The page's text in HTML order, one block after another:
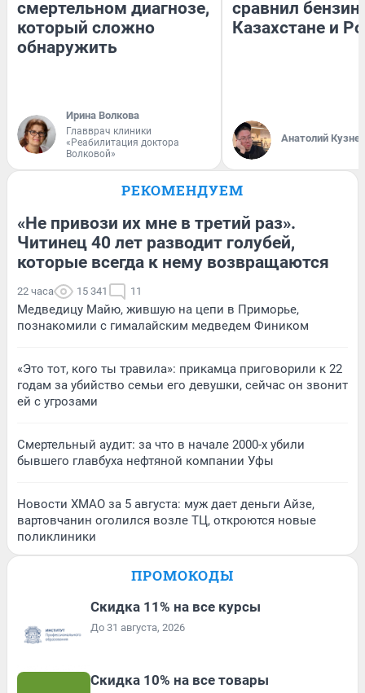
смертельном диагнозе,
который сложно
обнаружить
Ирина Волкова
Главврач клиники
«Реабилитация доктора
Волковой»
сравнил бензин
Казахстане и
Анатолий
РЕКОМЕНДУЕМ
«Не привози их мне в третий раз».
Читинец 40 лет разводит голубей,
которые всегда к нему возвращаются
22 часа 15 341 11
Медведицу Майю, жившую на цепи в Приморье,
познакомили с гималайским медведем Фиником
«Это тот, кого ты травила»: прикамца приговорили к 22
годам за убийство семьи его девушки, сейчас он звонит
ей с угрозами
Смертельный аудит: за что в начале 2000-х убили
бывшего главбуха нефтяной компании Уфы
Новости ХМАО за 5 августа: муж дает деньги Айзе,
вартовчанин оголился возле ТЦ, откроются новые
поликлиники
ПРОМОКОДЫ
Скидка 11% на все курсы
До 31 августа, 2026
Скидка 10% на все товары